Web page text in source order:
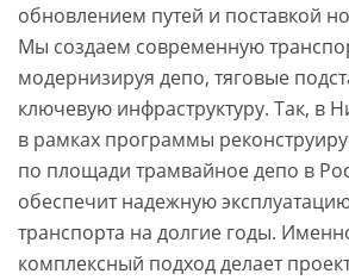
обновлением путей и поставкой
Мы создаем современную
модернизируя депо, тяговые
ключевую инфраструктуру. Так, в
в рамках программы
по площади трамвайное депо в
обеспечит надежную
транспорта на долгие годы.
комплексный подход делает